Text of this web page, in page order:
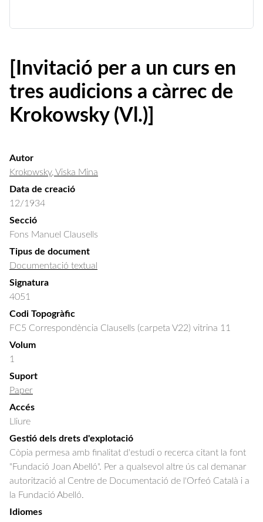
[Invitació per a un curs en
tres audicions a càrrec de
Krokowsky (Vl.)]
Autor
Krokowsky, Viska Mina
Data de creació
12/1934
Secció
Fons Manuel Clausells
Tipus de document
Documentació textual
Signatura
4051
Codi Topogràfic
FC5 Correspondència Clausells (carpeta V22) vitrina 11
Volum
1
Suport
Paper
Accés
Lliure
Gestió dels drets d'explotació
Còpia permesa amb finalitat d'estudi o recerca citant la font
"Fundació Joan Abelló". Per a qualsevol altre ús cal demanar
autorització al Centre de Documentació de l'Orfeó Català i a
la Fundació Abelló.
Idiomes